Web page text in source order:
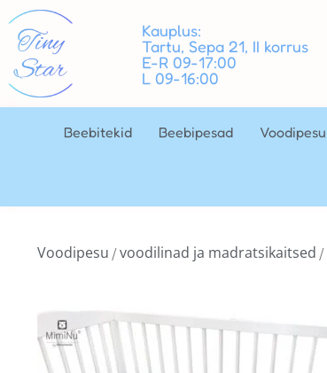
Kauplus:
Tartu, Sepa 21, II korrus
E-R 09-17:00
L 09-16:00
Beebitekid Beebipesad Voodipesu
Voodipesu /voodilinad ja madratsikaitsed /